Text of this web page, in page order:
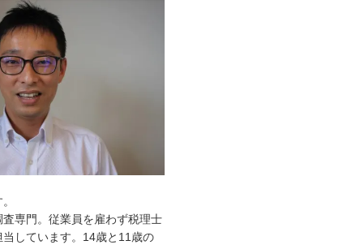
専門。従業員を雇わず税理士
しています。14歳と11歳の